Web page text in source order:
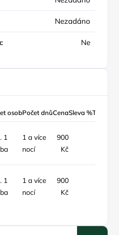
Nezadáno
Ne
osobPočet dnůCenaSleva %Typ ceny
1
1 a více
nocí
900
Kč
1
1 a více
nocí
900
Kč